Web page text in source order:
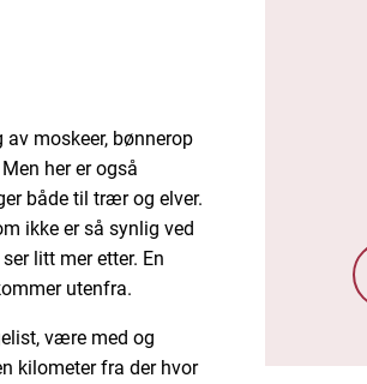
moskeer, bønnerop
her er også
både til trær og elver.
ikke er så synlig ved
litt mer etter. En
utenfra.
være med og
kilometer fra der hvor